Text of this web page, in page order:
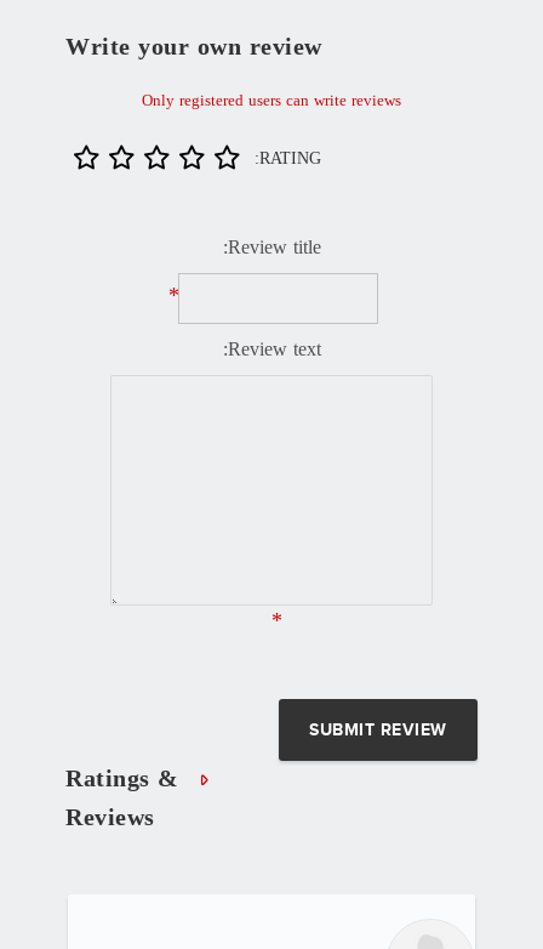
Write your own review
Only registered users can write reviews
RATING:
Review title:
*
Review text:
*
Ratings &
Reviews